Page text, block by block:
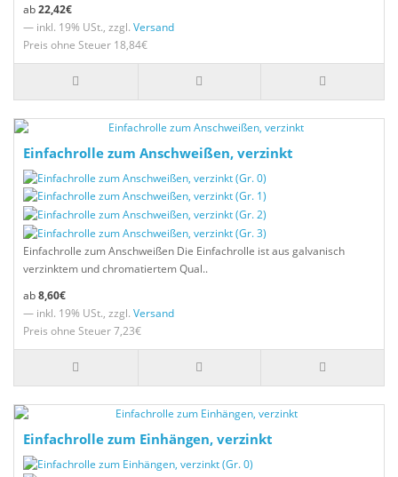
22,42€
— inkl. 19% USt., zzgl. Versand
Preis ohne Steuer 18,84€
Einfachrolle zum Anschweißen, verzinkt
Einfachrolle zum Anschweißen Die Einfachrolle ist aus galvanisch
verzinktem und chromatiertem Qual..
8,60€
— inkl. 19% USt., zzgl. Versand
Preis ohne Steuer 7,23€
Einfachrolle zum Einhängen, verzinkt